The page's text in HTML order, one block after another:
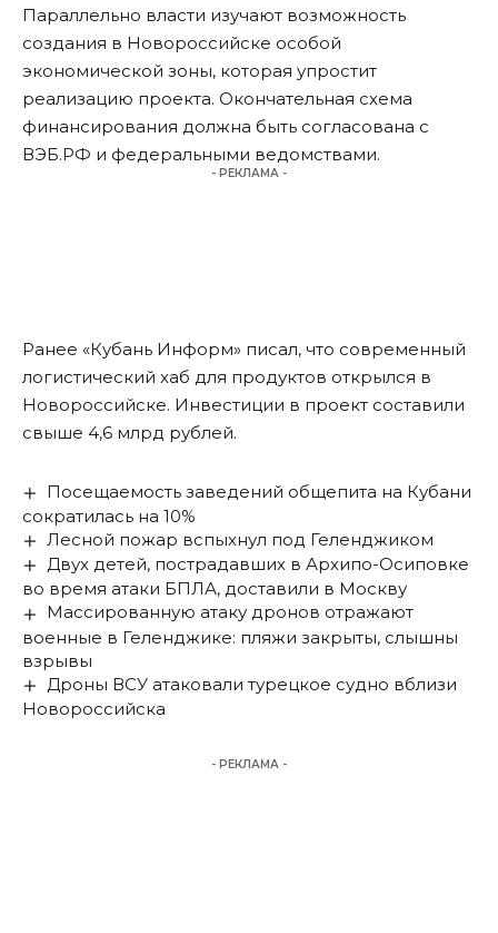
Параллельно власти изучают возможность
создания в Новороссийске особой
экономической зоны, которая упростит
реализацию проекта. Окончательная схема
финансирования должна быть согласована с
ВЭБ.РФ и федеральными ведомствами.
- РЕКЛАМА -
Ранее «Кубань Информ» писал, что современный
логистический хаб для продуктов открылся в
Новороссийске. Инвестиции в проект составили
свыше 4,6 млрд рублей.
Посещаемость заведений общепита на Кубани
сократилась на 10%
Лесной пожар вспыхнул под Геленджиком
Двух детей, пострадавших в Архипо-Осиповке
во время атаки БПЛА, доставили в Москву
Массированную атаку дронов отражают
военные в Геленджике: пляжи закрыты, слышны
взрывы
Дроны ВСУ атаковали турецкое судно вблизи
Новороссийска
- РЕКЛАМА -